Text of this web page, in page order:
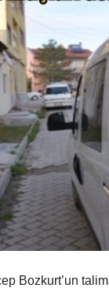
Bozkurt’un